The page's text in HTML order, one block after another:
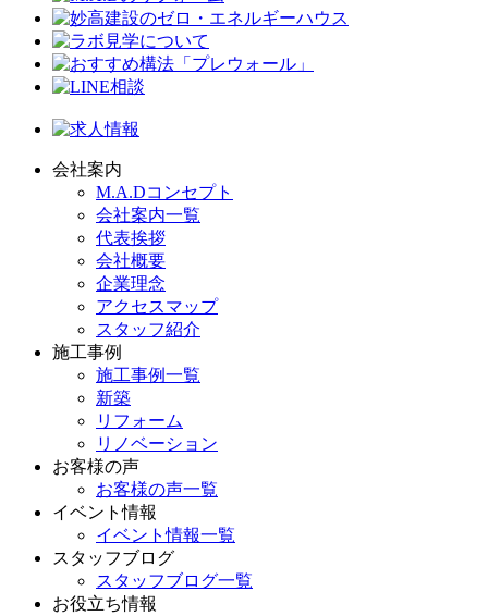
会社案内
M.A.Dコンセプト
会社案内一覧
代表挨拶
会社概要
企業理念
アクセスマップ
スタッフ紹介
施工事例
施工事例一覧
新築
リフォーム
リノベーション
お客様の声
お客様の声一覧
イベント情報
イベント情報一覧
スタッフブログ
スタッフブログ一覧
お役立ち情報